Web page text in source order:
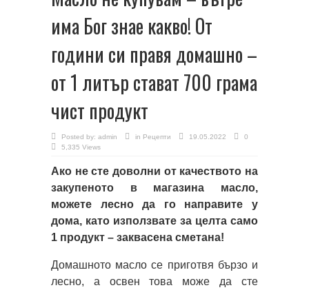
има Бог знае какво! От
години си правя домашно –
от 1 литър стават 700 грама
чист продукт
Posted by: admin in Рецепти 19.05.2022
0
5,335 Views
Ако не сте доволни от качеството на
закупеното в магазина масло,
можете лесно да го направите у
дома, като използвате за целта само
1 продукт – заквасена сметана!
Домашното масло се приготвя бързо и
лесно, а освен това може да сте